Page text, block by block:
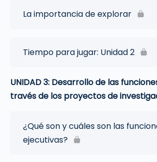
La importancia de explorar
Tiempo para jugar: Unidad 2
UNIDAD 3: Desarrollo de las
través de los proyectos de
¿Qué son y cuáles son las
ejecutivas?